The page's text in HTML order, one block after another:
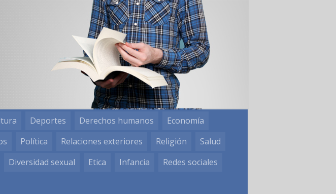
Deportes Derechos humanos
Economía
Política Relaciones exteriores Religión
Salud
Diversidad sexual Etica Infancia
Redes sociales